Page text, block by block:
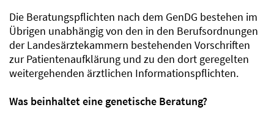
Die Beratungspflichten nach dem GenDG bestehen im
Übrigen unabhängig von den in den Berufsordnungen
der Landesärztekammern bestehenden Vorschriften
zur Patientenaufklärung und zu den dort geregelten
weitergehenden ärztlichen Informationspflichten.
Was beinhaltet eine genetische Beratung?